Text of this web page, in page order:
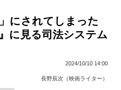
にされてしまった
に見る司法システム
2024/10/10 14:00
長野辰次（映画ライター）